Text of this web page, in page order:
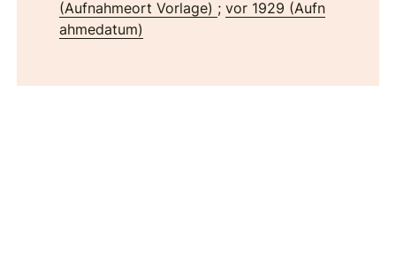
(Aufnahmeort Vorlage) ;vor 1929 (Aufn
ahmedatum)